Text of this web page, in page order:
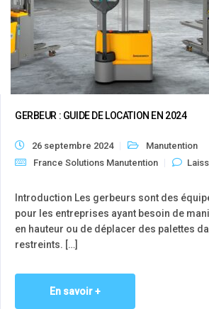
GERBEUR : GUIDE DE LOCATION EN 2024
26 septembre 2024
Manutention
France Solutions Manutention
Introduction Les gerbeurs sont des
pour les entreprises ayant besoin de
en hauteur ou de déplacer des palettes
restreints. […]
En savoir +